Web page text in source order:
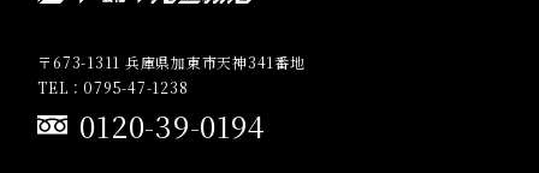
〒673-1311 兵庫県加東市天神341番地
TEL：0795-47-1238
0120-39-0194